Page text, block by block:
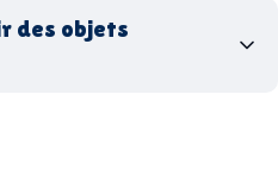
ou en Europe,
au bureau
des objets